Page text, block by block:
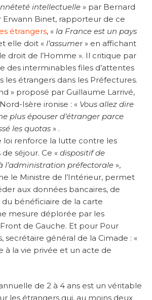
intellectuelle » par Bernard
Erwann Binet, rapporteur de ce
étrangers, « la France est un pays
elle doit « l’assumer » en affichant
droit de l’Homme ». Il critique par
des interminables files d’attentes
les étrangers dans les Préfectures.
» proposé par Guillaume Larrivé,
Isère ironise : « Vous allez dire
plus épouser d’étranger parce
les quotas » .
loi renforce la lutte contre les
séjour. Ce « dispositif de
l’administration préfectorale »,
le Ministre de l’Intérieur, permet
aux données bancaires, de
bénéficiaire de la carte
mesure déplorée par les
de Gauche. Et pour Pour
secrétaire général de la Cimade : «
à la vie privée et un acte de
de 2 à 4 ans est un véritable
les étrangers qui, au moins deux